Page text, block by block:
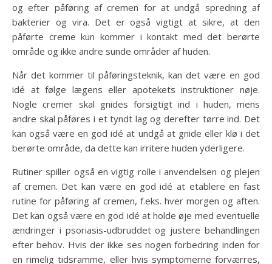
og efter påføring af cremen for at undgå spredning af
bakterier og vira. Det er også vigtigt at sikre, at den
påførte creme kun kommer i kontakt med det berørte
område og ikke andre sunde områder af huden.
Når det kommer til påføringsteknik, kan det være en god
idé at følge lægens eller apotekets instruktioner nøje.
Nogle cremer skal gnides forsigtigt ind i huden, mens
andre skal påføres i et tyndt lag og derefter tørre ind. Det
kan også være en god idé at undgå at gnide eller klø i det
berørte område, da dette kan irritere huden yderligere.
Rutiner spiller også en vigtig rolle i anvendelsen og plejen
af cremen. Det kan være en god idé at etablere en fast
rutine for påføring af cremen, f.eks. hver morgen og aften.
Det kan også være en god idé at holde øje med eventuelle
ændringer i psoriasis-udbruddet og justere behandlingen
efter behov. Hvis der ikke ses nogen forbedring inden for
en rimelig tidsramme, eller hvis symptomerne forværres,